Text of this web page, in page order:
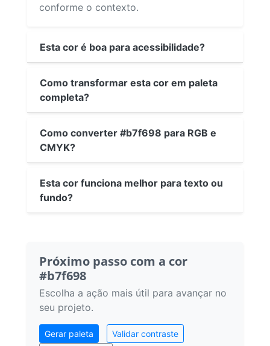
conforme o contexto.
Esta cor é boa para acessibilidade?
Como transformar esta cor em paleta
completa?
Como converter #b7f698 para RGB e
CMYK?
Esta cor funciona melhor para texto ou
fundo?
Próximo passo com a cor
#b7f698
Escolha a ação mais útil para avançar no
seu projeto.
Gerar paleta
Validar contraste